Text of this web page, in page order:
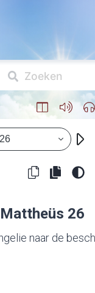
Mattheüs 26
naar de